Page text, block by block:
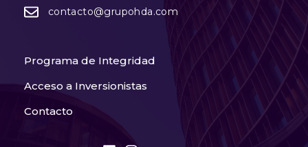
contacto@grupohda.com
Programa de Integridad
Acceso a Inversionistas
Contacto